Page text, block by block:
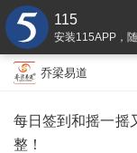
115
安装115APP，
乔梁易道
每日签到和摇一摇
整！